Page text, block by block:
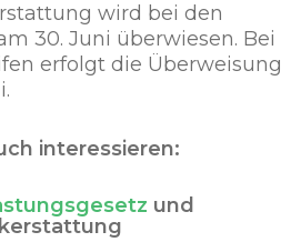
wird bei den
30. Juni überwiesen. Bei
erfolgt die Überweisung
interessieren:
und